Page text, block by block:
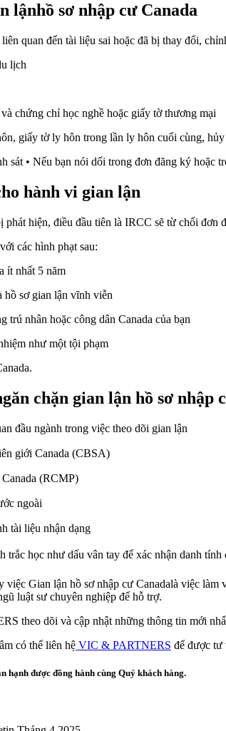
lậnhồ sơ nhập cư Canada
quan đến tài liệu sai hoặc đã bị thay đổi,
lịch
chứng chỉ học nghề hoặc giấy tờ thương mại
giấy tờ ly hôn trong lần ly hôn cuối cùng,
sát • Nếu bạn nói dối trong đơn đăng ký
hành vi gian lận
phát hiện, điều đầu tiên là IRCC sẽ từ chối đơn
các hình phạt sau:
ít nhất 5 năm
hồ sơ gian lận vĩnh viễn
trú nhân hoặc công dân Canada của bạn
như một tội phạm
chặn gian lận hồ sơ nhập
đầu ngành trong việc theo dõi gian lận
giới Canada (CBSA)
(RCMP)
ngoài
tài liệu nhận dạng
trắc học như dấu vân tay để xác nhận danh
Gian lận hồ sơ nhập cư Canadalà việc làm
luật sư chuyên nghiệp để hỗ trợ.
theo dõi và cập nhật những thông tin mới
có thể liên hệ VIC & PARTNERS để được tư
hạnh được đồng hành cùng Quý khách hàng.